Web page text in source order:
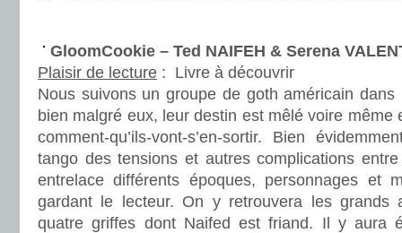
GloomCookie – Ted NAIFEH & Serena
Plaisir de lecture : Livre à découvrir
Nous suivons un groupe de goth américain
bien malgré eux, leur destin est mêlé voire même
comment-qu’ils-vont-s’en-sortir. Bien
tango des tensions et autres complications
entrelace différents époques, personnages et
gardant le lecteur. On y retrouvera les grands
quatre griffes dont Naifed est friand. Il y aura